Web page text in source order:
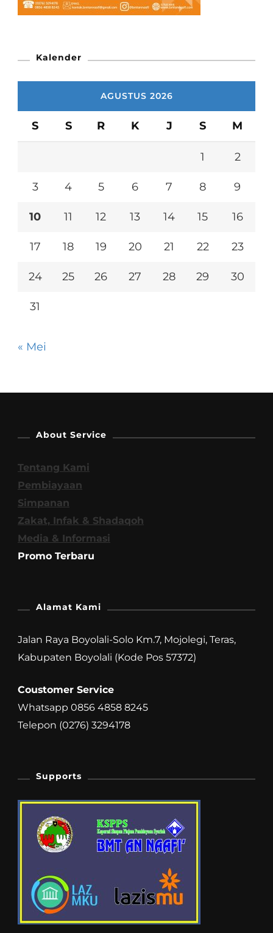
Kalender
AGUSTUS 2026
S S R K J S M
1 2
3 4 5 6 7 8 9
10 11 12 13 14 15 16
17 18 19 20 21 22 23
24 25 26 27 28 29 30
31
« Mei
About Service
Tentang Kami
Pembiayaan
Simpanan
Zakat, Infak & Shadaqoh
Media & Informasi
Promo Terbaru
Alamat Kami
Jalan Raya Boyolali-Solo Km.7, Mojolegi, Teras,
Kabupaten Boyolali (Kode Pos 57372)
Coustomer Service
Whatsapp 0856 4858 8245
Telepon (0276) 3294178
Supports